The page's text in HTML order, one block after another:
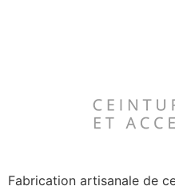
Fabrication artisanale de